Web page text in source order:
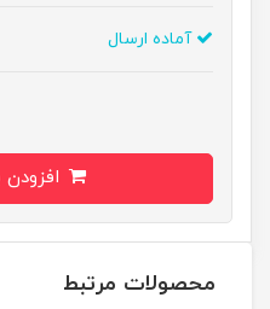
آماده ارسال
محصولات مرتبط